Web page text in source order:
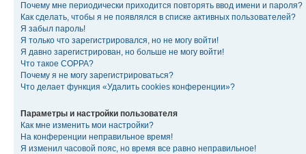
Почему мне периодически приходится повторять ввод имени и пароля?
Как сделать, чтобы я не появлялся в списке активных пользователей?
Я забыл пароль!
Я только что зарегистрировался, но не могу войти!
Я давно зарегистрирован, но больше не могу войти!
Что такое COPPA?
Почему я не могу зарегистрироваться?
Что делает функция «Удалить cookies конференции»?
Параметры и настройки пользователя
Как мне изменить мои настройки?
На конференции неправильное время!
Я изменил часовой пояс, но время все равно неправильное!